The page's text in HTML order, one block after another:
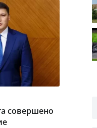
совершено